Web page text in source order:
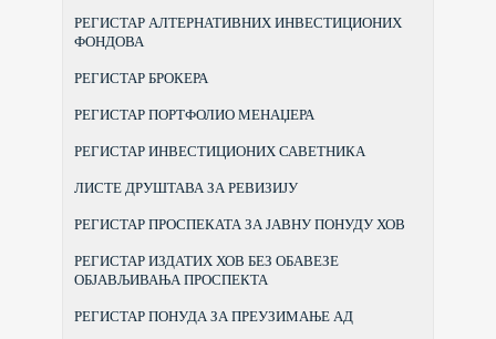
РЕГИСТАР АЛТЕРНАТИВНИХ ИНВЕСТИЦИОНИХ
ФОНДОВА
РЕГИСТАР БРОКЕРА
РЕГИСТАР ПОРТФОЛИО МЕНАЏЕРА
РЕГИСТАР ИНВЕСТИЦИОНИХ САВЕТНИКА
ЛИСТЕ ДРУШТАВА ЗА РЕВИЗИЈУ
РЕГИСТАР ПРОСПЕКАТА ЗА ЈАВНУ ПОНУДУ ХОВ
РЕГИСТАР ИЗДАТИХ ХОВ БЕЗ ОБАВЕЗЕ
ОБЈАВЉИВАЊА ПРОСПЕКТА
РЕГИСТАР ПОНУДА ЗА ПРЕУЗИМАЊЕ АД